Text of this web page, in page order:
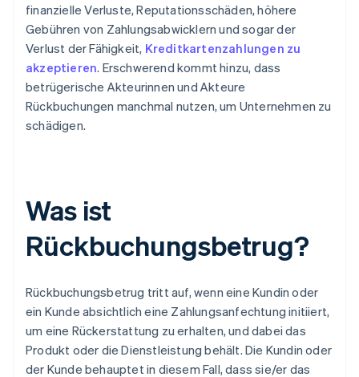
finanzielle Verluste, Reputationsschäden, höhere
Gebühren von Zahlungsabwicklern und sogar der
Verlust der Fähigkeit, Kreditkartenzahlungen zu
akzeptieren. Erschwerend kommt hinzu, dass
betrügerische Akteurinnen und Akteure
Rückbuchungen manchmal nutzen, um Unternehmen zu
schädigen.
Was ist
Rückbuchungsbetrug?
Rückbuchungsbetrug tritt auf, wenn eine Kundin oder
ein Kunde absichtlich eine Zahlungsanfechtung initiiert,
um eine Rückerstattung zu erhalten, und dabei das
Produkt oder die Dienstleistung behält. Die Kundin oder
der Kunde behauptet in diesem Fall, dass sie/er das